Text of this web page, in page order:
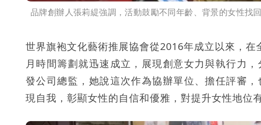
品牌創辦人張莉緹強調，活動鼓勵不同年齡、背景的女性找
世界旗袍文化藝術推展協會從2016年成立以來，
月時間籌劃就迅速成立，展現創意女力與執行力
發公司總監，她說這次作為協辦單位、擔任評審
現自我，彰顯女性的自信和優雅，對提升女性地位有